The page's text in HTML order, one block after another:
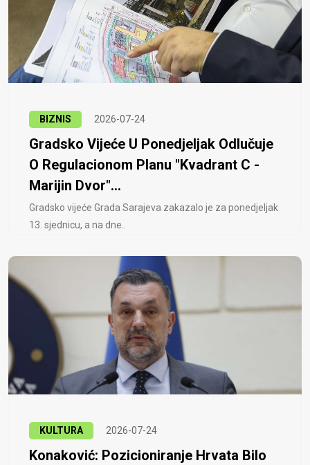
BIZNIS 2026-07-24
Gradsko Vijeće U Ponedjeljak Odlučuje
O Regulacionom Planu "Kvadrant C -
Marijin Dvor"...
Gradsko vijeće Grada Sarajeva zakazalo je za ponedjeljak
13. sjednicu, a na dne..
KULTURA 2026-07-24
Konaković: Pozicioniranje Hrvata Bilo